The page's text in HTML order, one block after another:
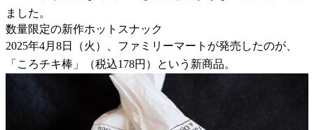
ました。
数量限定の新作ホットスナック
2025年4月8日（火）、ファミリーマートが発売したのが、
「ころチキ棒」（税込178円）という新商品。